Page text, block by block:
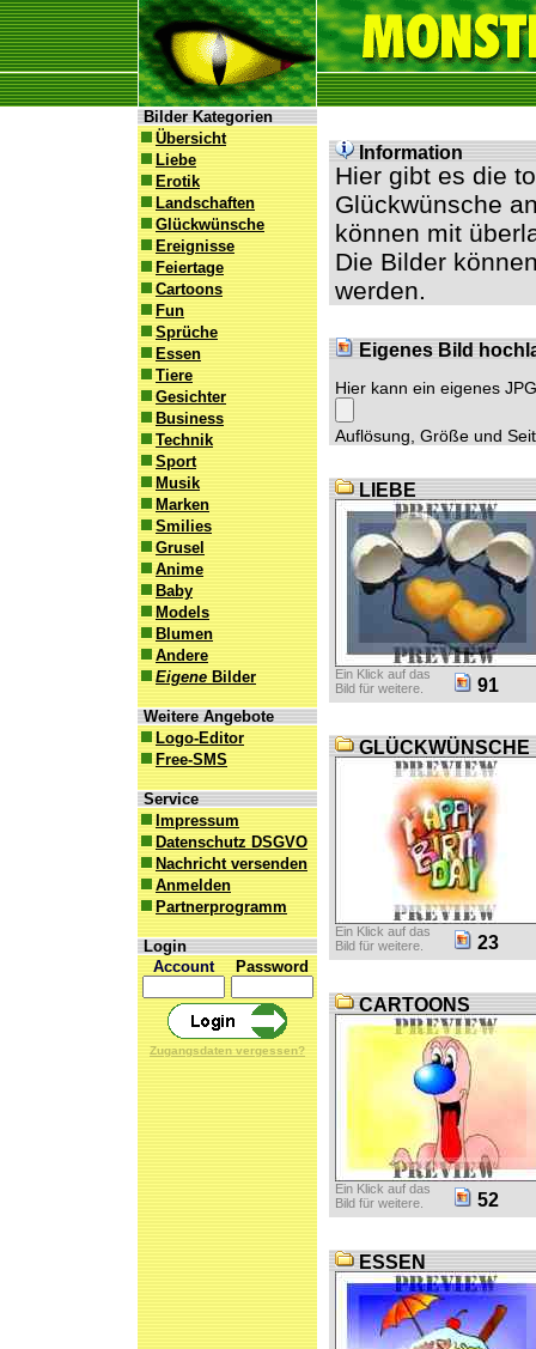
Bilder Kategorien
Übersicht
Liebe
Erotik
Landschaften
Glückwünsche
Ereignisse
Feiertage
Cartoons
Fun
Sprüche
Essen
Tiere
Gesichter
Business
Technik
Sport
Musik
Marken
Smilies
Grusel
Anime
Baby
Models
Blumen
Andere
Eigene Bilder
Weitere Angebote
Logo-Editor
Free-SMS
Service
Impressum
Datenschutz DSGVO
Nachricht versenden
Anmelden
Partnerprogramm
Login
Account
Password
Zugangsdaten vergessen?
Information
Hier gibt es die
Glückwünsche
können mit
Die Bilder
werden.
Eigenes Bild
Hier kann ein eigenes
Auflösung, Größe und
LIEBE
Ein Klick auf das
Bild für weitere.
91
GLÜCKWÜNSCHE
Ein Klick auf das
Bild für weitere.
23
CARTOONS
Ein Klick auf das
Bild für weitere.
52
ESSEN